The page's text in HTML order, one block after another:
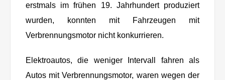
erstmals im frühen 19. Jahrhundert produziert
wurden, konnten mit Fahrzeugen mit
Verbrennungsmotor nicht konkurrieren.
Elektroautos, die weniger Intervall fahren als
Autos mit Verbrennungsmotor, waren wegen der